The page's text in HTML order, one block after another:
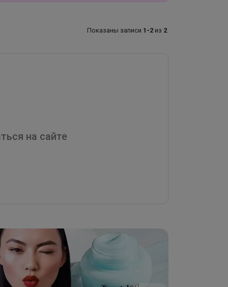
Показаны записи 1-2 из 2
на сайте